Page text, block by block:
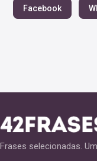
Facebook
Frases selecionadas.